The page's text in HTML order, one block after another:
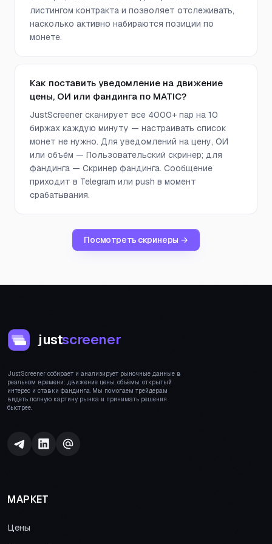
листингом контракта и позволяет отслеживать,
насколько активно набираются позиции по
монете.
Как поставить уведомление на движение
цены, ОИ или фандинга по MATIC?
JustScreener сканирует все 4000+ пар на 10
биржах каждую минуту — настраивать список
монет не нужно. Для уведомлений на цену, ОИ
или объём — Пользовательский скринер; для
фандинга — Скринер фандинга. Сообщение
приходит в Telegram или push в момент
срабатывания.
Посмотреть скринеры →
justscreener
JustScreener собирает и анализирует рыночные данные в
реальном времени: движение цены, объёмы, открытый
интерес и ставки фандинга. Мы помогаем трейдерам
видеть полную картину рынка и принимать решения
быстрее.
МАРКЕТ
Цены